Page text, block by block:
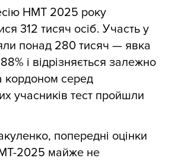
НМТ 2025 року
312 тисяч осіб. Участь у
понад 280 тисяч — явка
і відрізняється залежно
кордоном серед
учасників тест пройшли
попередні оцінки
2025 майже не